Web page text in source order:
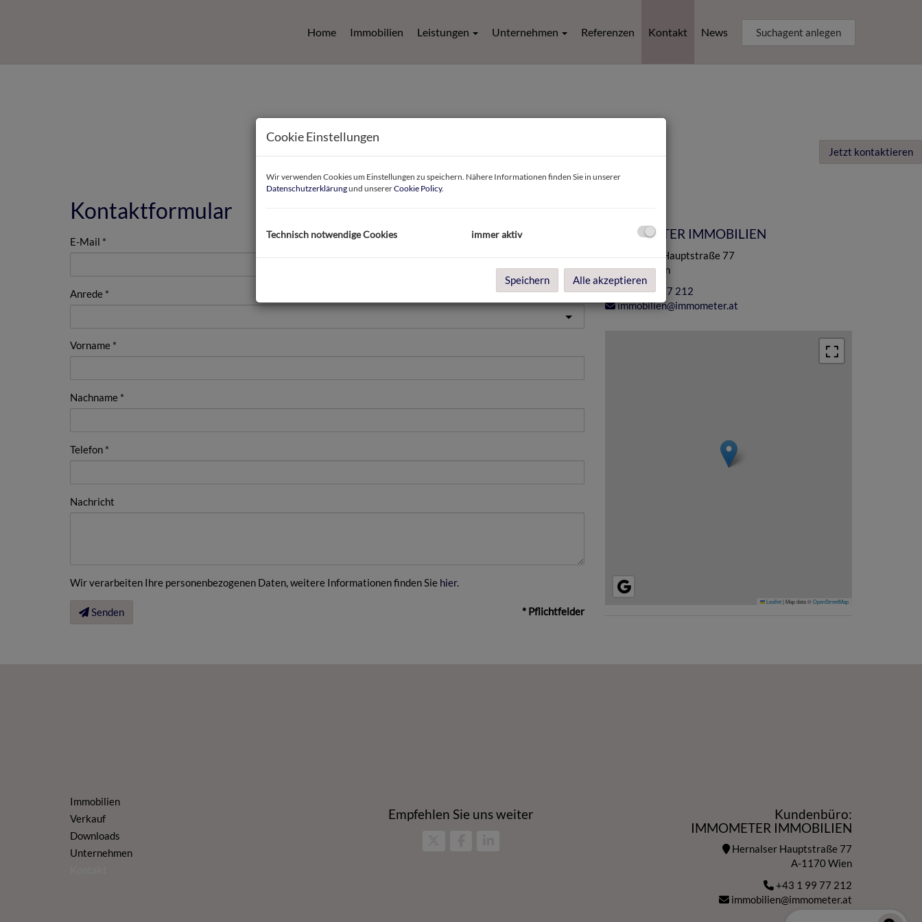
Home Immobilien Leistungen Unternehmen Referenzen Kontakt News Suchagent anlegen
Kontaktformular
E-Mail
Anrede
Vorname
Nachname
Telefon
Nachricht
Wir verarbeiten Ihre personenbezogenen Daten, weitere Informationen finden Sie hier.
Senden * Pflichtfelder
IMMOMETER IMMOBILIEN
Hernalser Hauptstraße 77
A - 1170 Wien
+43 1 99 77 212
immobilien@immometer.at
Leaflet| Map data ©OpenStreetMap
Immobilien
Verkauf
Downloads
Unternehmen
Empfehlen Sie uns weiter
Kundenbüro:
IMMOMETER IMMOBILIEN
Hernalser Hauptstraße 77
A-1170 Wien
+43 1 99 77 212
immobilien@immometer.at
Jetzt kontaktieren
Cookie Einstellungen
Wir verwenden Cookies um Einstellungen zu speichern. Nähere Informationen finden Sie in unserer
Datenschutzerklärungund unsererCookie Policy.
Technisch notwendige Cookies immer aktiv
Speichern Alle akzeptieren